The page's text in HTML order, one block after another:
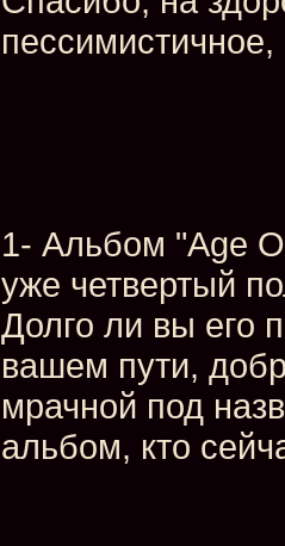
1- Альбом "Age
уже четвертый
Долго ли вы его
вашем пути,
мрачной под
альбом, кто